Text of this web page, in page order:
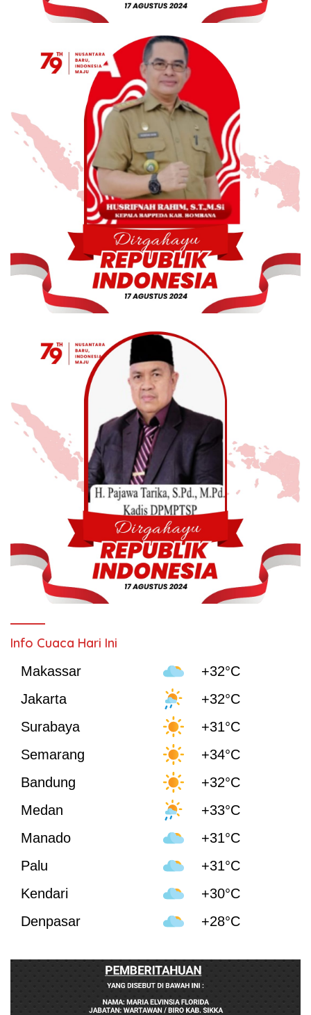
Info Cuaca Hari Ini
Makassar
+32°C
Jakarta
+32°C
Surabaya
+31°C
Semarang
+34°C
Bandung
+32°C
Medan
+33°C
Manado
+31°C
Palu
+31°C
Kendari
+30°C
Denpasar
+28°C